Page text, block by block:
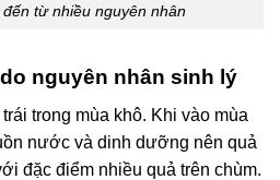
từ nhiều nguyên nhân
nguyên nhân sinh lý
trong mùa khô. Khi vào mùa
nước và dinh dưỡng nên quả
đặc điểm nhiều quả trên chùm.